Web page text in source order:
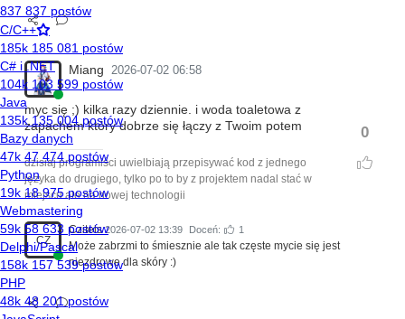
Miang 2026-07-02 06:58
0
myc się ;) kilka razy dziennie. i woda toaletowa z
zapachem który dobrze się łączy z Twoim potem
dzisiaj programiści uwielbiają przepisywać kod z jednego
języka do drugiego, tylko po to by z projektem nadal stać w
miejscu ale na nowej technologii
CZ
Czitels 2026-07-02 13:39 Doceń: 1
Może zabrzmi to śmiesznie ale tak częste mycie się jest
niezdrowe dla skóry :)